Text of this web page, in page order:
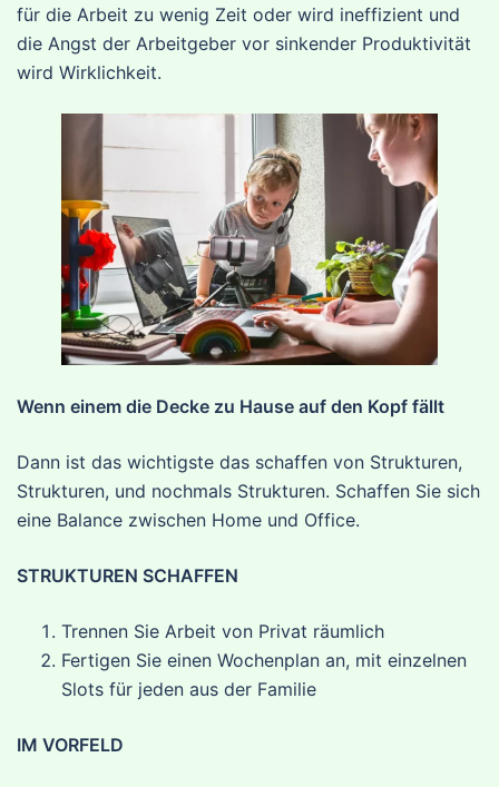
für die Arbeit zu wenig Zeit oder wird ineffizient und
die Angst der Arbeitgeber vor sinkender Produktivität
wird Wirklichkeit.
Wenn einem die Decke zu Hause auf den Kopf fällt
Dann ist das wichtigste das schaffen von Strukturen,
Strukturen, und nochmals Strukturen. Schaffen Sie sich
eine Balance zwischen Home und Office.
STRUKTUREN SCHAFFEN
Trennen Sie Arbeit von Privat räumlich
Fertigen Sie einen Wochenplan an, mit einzelnen
Slots für jeden aus der Familie
IM VORFELD